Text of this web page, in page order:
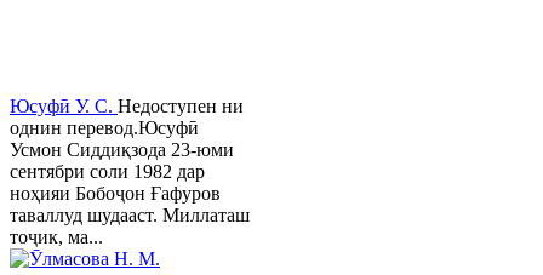
Юсуфӣ У. C. Недоступен ни
однин перевод.Юсуфӣ
Усмон Сиддиқзода 23-юми
сентябри соли 1982 дар
ноҳияи Бобоҷон Ғафуров
таваллуд шудааст. Миллаташ
тоҷик, ма...